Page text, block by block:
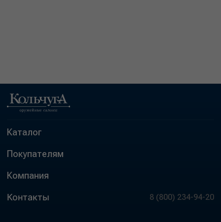
Каталог
Покупателям
Компания
Контакты 8 (800) 234-94-20